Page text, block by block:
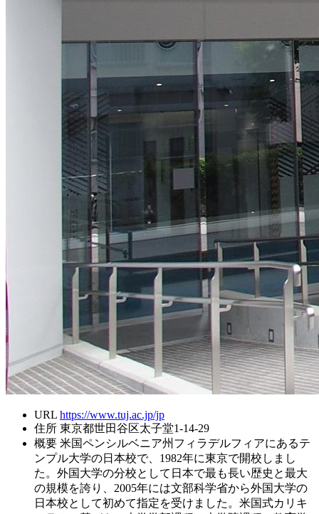
URL https://www.tuj.ac.jp/jp
住所 東京都世田谷区太子堂1-14-29
概要 米国ペンシルベニア州フィラデルフィアにあるテ
ンプル大学の日本校で、1982年に東京で開校しまし
た。外国大学の分校として日本で最も長い歴史と最大
の規模を誇り、2005年には文部科学省から外国大学の
日本校として初めて指定を受けました。米国式カリキ